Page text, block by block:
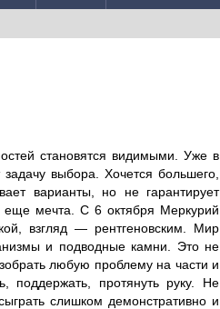
становятся видимыми. Уже в
выбора. Хочется большего,
варианты, но не гарантирует
еще мечта. С 6 октября Меркурий
взгляд — рентгеновским. Мир
и подводные камни. Это не
любую проблему на части и
поддержать, протянуть руку. Не
слишком демонстративно и